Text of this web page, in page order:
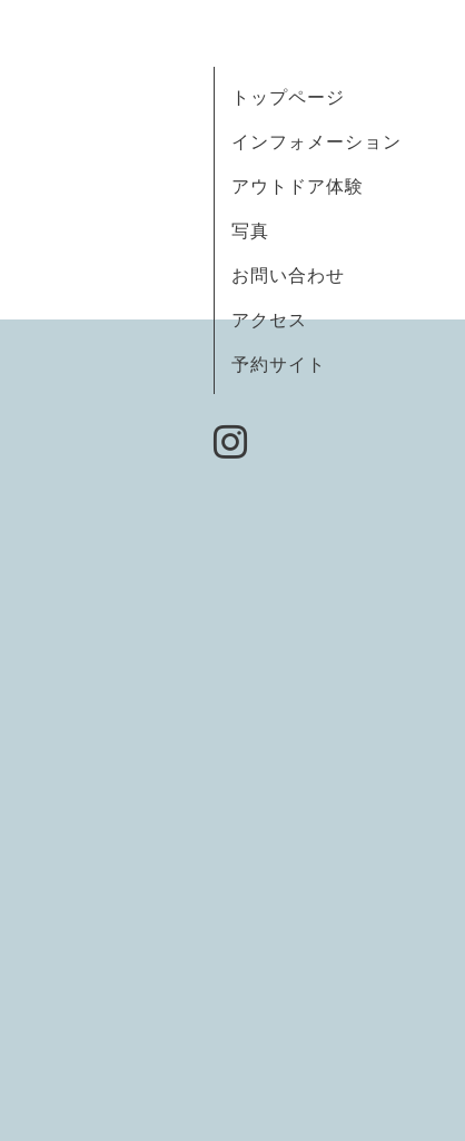
トップページ
インフォメーション
アウトドア体験
写真
お問い合わせ
アクセス
予約サイト